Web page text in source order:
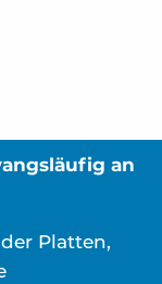
an
Platten,